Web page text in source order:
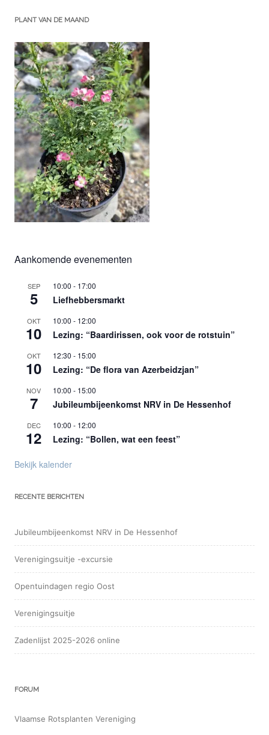
PLANT VAN DE MAAND
Aankomende evenementen
SEP
5
10:00 - 17:00
Liefhebbersmarkt
OKT
10
10:00 - 12:00
Lezing: “Baardirissen, ook voor de rotstuin”
OKT
10
12:30 - 15:00
Lezing: “De flora van Azerbeidzjan”
NOV
7
10:00 - 15:00
Jubileumbijeenkomst NRV in De Hessenhof
DEC
12
10:00 - 12:00
Lezing: “Bollen, wat een feest”
Bekijk kalender
RECENTE BERICHTEN
Jubileumbijeenkomst NRV in De Hessenhof
Verenigingsuitje -excursie
Opentuindagen regio Oost
Verenigingsuitje
Zadenlijst 2025-2026 online
FORUM
Vlaamse Rotsplanten Vereniging